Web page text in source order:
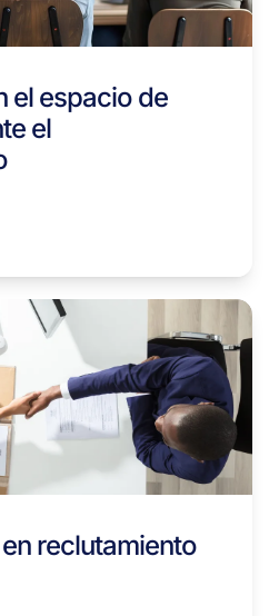
el espacio de
el
reclutamiento